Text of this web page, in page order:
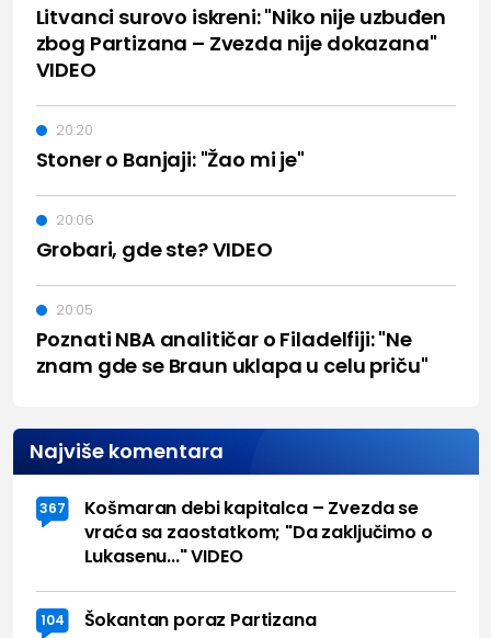
Litvanci surovo iskreni: "Niko nije uzbuđen
zbog Partizana – Zvezda nije dokazana"
VIDEO
Stoner o Banjaji: "Žao mi je"
20:20
Grobari, gde ste? VIDEO
20:06
Poznati NBA analitičar o Filadelfiji: "Ne
znam gde se Braun uklapa u celu priču"
20:05
Najviše komentara
367
Košmaran debi kapitalca – Zvezda se
vraća sa zaostatkom; "Da zaključimo o
Lukasenu..." VIDEO
104 Šokantan poraz Partizana